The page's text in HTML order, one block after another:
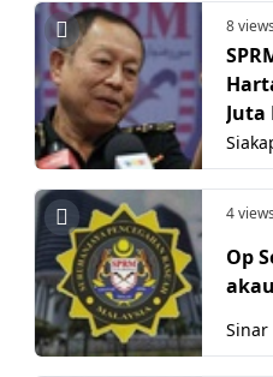
8 views
Juta
4 views
Op
Sinar